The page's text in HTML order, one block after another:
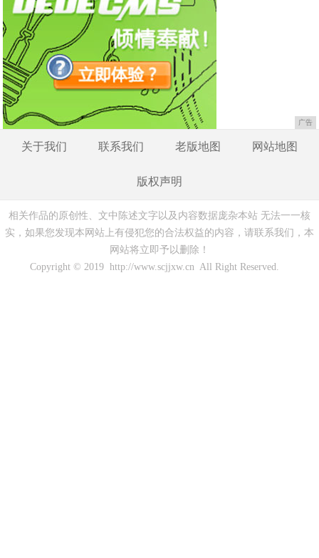
广告
关于我们 联系我们 老版地图 网站地图
版权声明
相关作品的原创性、文中陈述文字以及内容数据庞杂本站 无法一一核
实，如果您发现本网站上有侵犯您的合法权益的内容，请联系我们，本
网站将立即予以删除！
Copyright © 2019 http://www.scjjxw.cn All Right Reserved.